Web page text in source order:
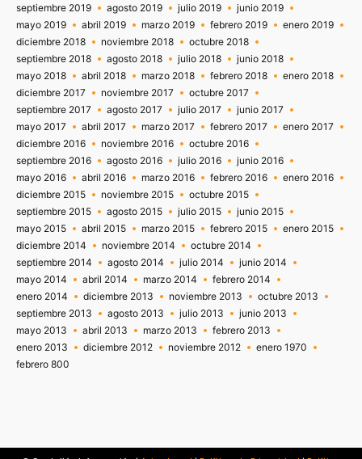
septiembre 2019
agosto 2019 julio 2019
junio 2019
mayo 2019
abril 2019 marzo 2019 febrero 2019
enero 2019
diciembre 2018
noviembre 2018
octubre 2018
septiembre 2018
agosto 2018 julio 2018
junio 2018
mayo 2018
abril 2018 marzo 2018 febrero 2018
enero 2018
diciembre 2017
noviembre 2017
octubre 2017
septiembre 2017
agosto 2017 julio 2017
junio 2017
mayo 2017
abril 2017 marzo 2017 febrero 2017
enero 2017
diciembre 2016
noviembre 2016
octubre 2016
septiembre 2016
agosto 2016 julio 2016
junio 2016
mayo 2016
abril 2016 marzo 2016 febrero 2016
enero 2016
diciembre 2015
noviembre 2015
octubre 2015
septiembre 2015
agosto 2015 julio 2015
junio 2015
mayo 2015
abril 2015 marzo 2015 febrero 2015
enero 2015
diciembre 2014
noviembre 2014
octubre 2014
septiembre 2014
agosto 2014 julio 2014
junio 2014
mayo 2014
abril 2014 marzo 2014
febrero 2014
enero 2014
diciembre 2013 noviembre 2013
octubre 2013
septiembre 2013
agosto 2013 julio 2013
junio 2013
mayo 2013
abril 2013 marzo 2013
febrero 2013
enero 2013
diciembre 2012 noviembre 2012
enero 1970
febrero 800